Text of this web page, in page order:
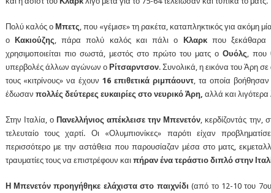
Πολύ καλός ο Μπετς , που «γέμισε» τη ρακέτα, καταπληκτικός για ακόμη
ο
Κακιούζης , πάρα πολύ καλός και πάλι ο Κλαρκ που ξεκάθαρα
χρησιμοποιείται πιο σωστά, μεστός στο πρώτο του ματς ο Ουόλς , που
υπερβολές άλλων αγώνων ο Ρίτσαρντσον. Συνολικά, η εικόνα του Άρη σε
τους «κιτρίνους» να έχουν16 επιθετικά ριμπάουντ , τα οποία
έδωσαν πολλές δεύτερες ευκαιρίες στο νευρικό Άρη, αλλά και
Στην Ιταλία, ο Πανελλήνιος απέκλεισε την Μπενετόν , κερδίζοντάς την,
τελευταίο τους χαρτί. Οι «Ολυμπιονίκες» παρότι είχαν
περισσότερο με την αστάθεια που παρουσίαζαν μέσα στο ματς,
τραυματίες τους να επιστρέφουν και πήραν ένα τεράστιο διπλό στην
Η Μπενετόν προηγήθηκε ελάχιστα στο παιχνίδι (από το 12-10 του